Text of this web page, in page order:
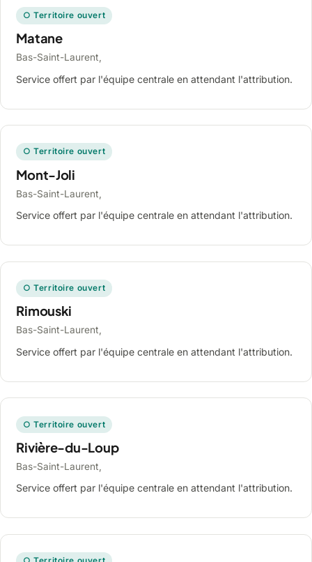
○ Territoire ouvert
Matane
Bas-Saint-Laurent,
Service offert par l'équipe centrale en attendant l'attribution.
○ Territoire ouvert
Mont-Joli
Bas-Saint-Laurent,
Service offert par l'équipe centrale en attendant l'attribution.
○ Territoire ouvert
Rimouski
Bas-Saint-Laurent,
Service offert par l'équipe centrale en attendant l'attribution.
○ Territoire ouvert
Rivière-du-Loup
Bas-Saint-Laurent,
Service offert par l'équipe centrale en attendant l'attribution.